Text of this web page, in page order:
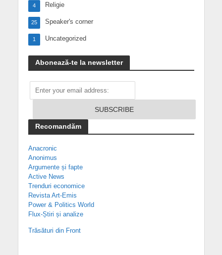
Religie
4
Speaker's corner
25
Uncategorized
1
Abonează-te la newsletter
Recomandăm
Anacronic
Anonimus
Argumente și fapte
Active News
Trenduri economice
Revista Art-Emis
Power & Politics World
Flux-Știri și analize
Trăsături din Front